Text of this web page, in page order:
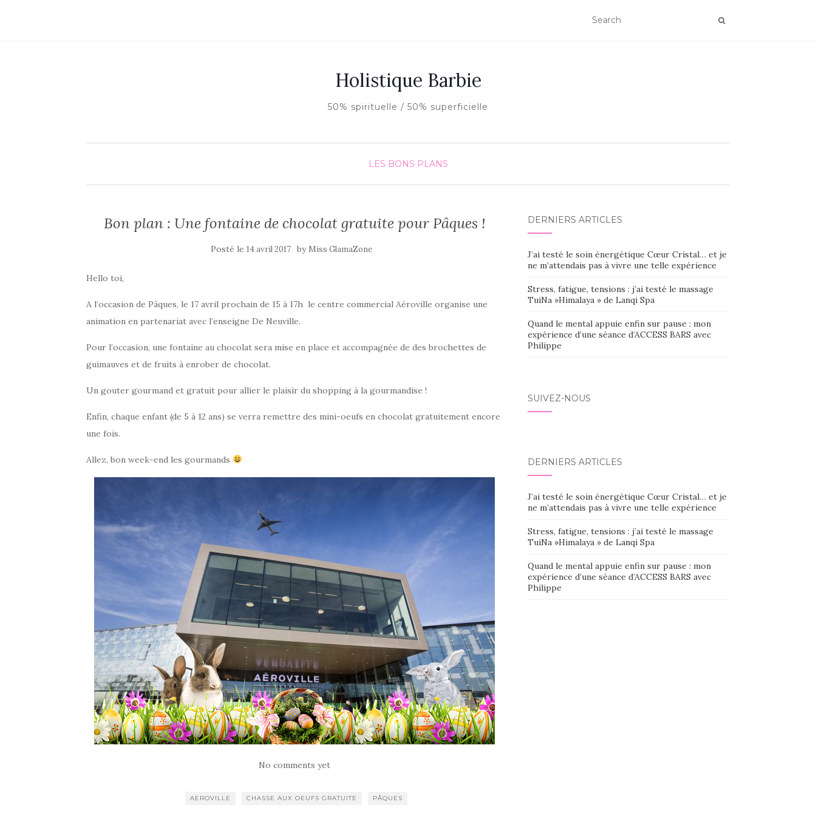
Holistique Barbie
50% spirituelle / 50% superficielle
LES BONS PLANS
Bon plan : Une fontaine de chocolat gratuite pour Pâques !
Posté le14 avril 2017 by Miss GlamaZone
Hello toi,
A l’occasion de Pâques, le 17 avril prochain de 15 à 17h le centre commercial Aéroville organise une
animation en partenariat avec l’enseigne De Neuville.
Pour l’occasion, une fontaine au chocolat sera mise en place et accompagnée de des brochettes de
guimauves et de fruits à enrober de chocolat.
Un gouter gourmand et gratuit pour allier le plaisir du shopping à la gourmandise !
Enfin, chaque enfant (de 5 à 12 ans) se verra remettre des mini-oeufs en chocolat gratuitement encore
une fois.
Allez, bon week-end les gourmands
No comments yet
AEROVILLE CHASSE AUX OEUFS GRATUITE PÂQUES
DERNIERS ARTICLES
J’ai testé le soin énergétique Cœur Cristal… et je
ne m’attendais pas à vivre une telle expérience
Stress, fatigue, tensions : j’ai testé le massage
TuiNa »Himalaya » de Lanqi Spa
Quand le mental appuie enfin sur pause : mon
expérience d’une séance d’ACCESS BARS avec
Philippe
SUIVEZ-NOUS
DERNIERS ARTICLES
J’ai testé le soin énergétique Cœur Cristal… et je
ne m’attendais pas à vivre une telle expérience
Stress, fatigue, tensions : j’ai testé le massage
TuiNa »Himalaya » de Lanqi Spa
Quand le mental appuie enfin sur pause : mon
expérience d’une séance d’ACCESS BARS avec
Philippe